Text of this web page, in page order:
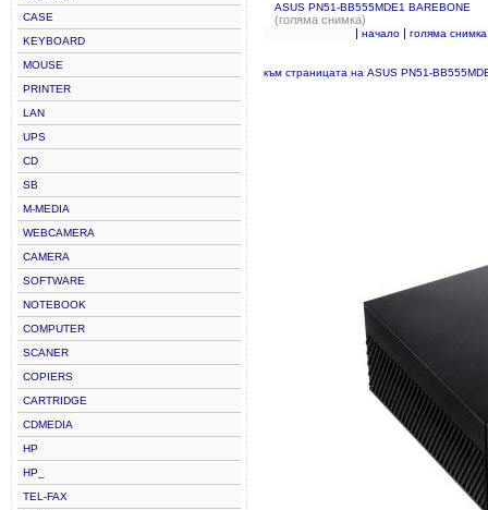
CASE
KEYBOARD
MOUSE
PRINTER
LAN
UPS
CD
SB
M-MEDIA
WEBCAMERA
CAMERA
SOFTWARE
NOTEBOOK
COMPUTER
SCANER
COPIERS
CARTRIDGE
CDMEDIA
HP
HP_
TEL-FAX
ASUS PN51-BB555MDE1 BAREBONE
(голяма снимка)
| начало| голяма снимка
към страницата на ASUS PN51-